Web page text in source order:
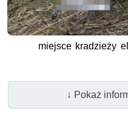
miejsce kradzieży
↓ Pokaż